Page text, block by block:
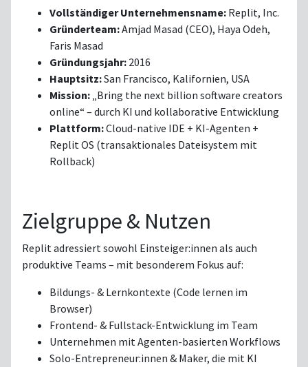
Vollständiger Unternehmensname: Replit, Inc.
Gründerteam:Amjad Masad (CEO), Haya Odeh,
Faris Masad
Gründungsjahr: 2016
Hauptsitz:San Francisco, Kalifornien, USA
Mission: „Bring the next billion software creators
online“ – durch KI und kollaborative Entwicklung
Plattform:Cloud-native IDE + KI-Agenten +
Replit OS (transaktionales Dateisystem mit
Rollback)
Zielgruppe & Nutzen
Replit adressiert sowohl Einsteiger:innen als auch
produktive Teams – mit besonderem Fokus auf:
Bildungs- & Lernkontexte (Code lernen im
Browser)
Frontend- & Fullstack-Entwicklung im Team
Unternehmen mit Agenten-basierten Workflows
Solo-Entrepreneur:innen & Maker, die mit KI